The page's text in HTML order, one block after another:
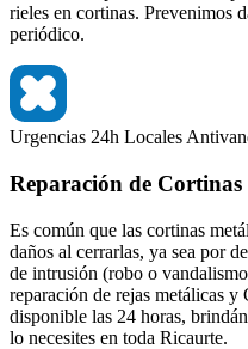
rieles en cortinas. Prevenimos
periódico.
Urgencias 24h Locales
Reparación de
Es común que las cortinas
daños al cerrarlas, ya sea por
de intrusión (robo o
reparación de rejas metálicas
disponible las 24 horas,
lo necesites en toda Ricaurte.